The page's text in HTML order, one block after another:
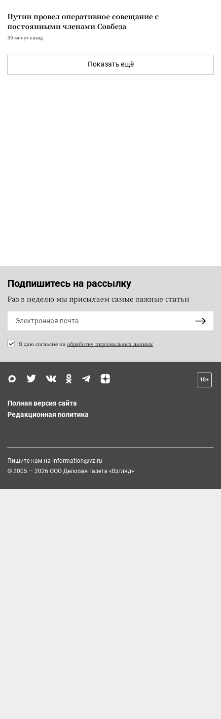
Путин провел оперативное совещание с
постоянными членами Совбеза
30 минут назад
Показать ещё
Подпишитесь на рассылку
Раз в неделю мы присылаем самые важные статьи
Я даю согласие на обработку персональных данных
18+
Полная версия сайта
Редакционная политика
Пишите нам на information@vz.ru
© 2005 — 2026 ООО Деловая газета «Взгляд»